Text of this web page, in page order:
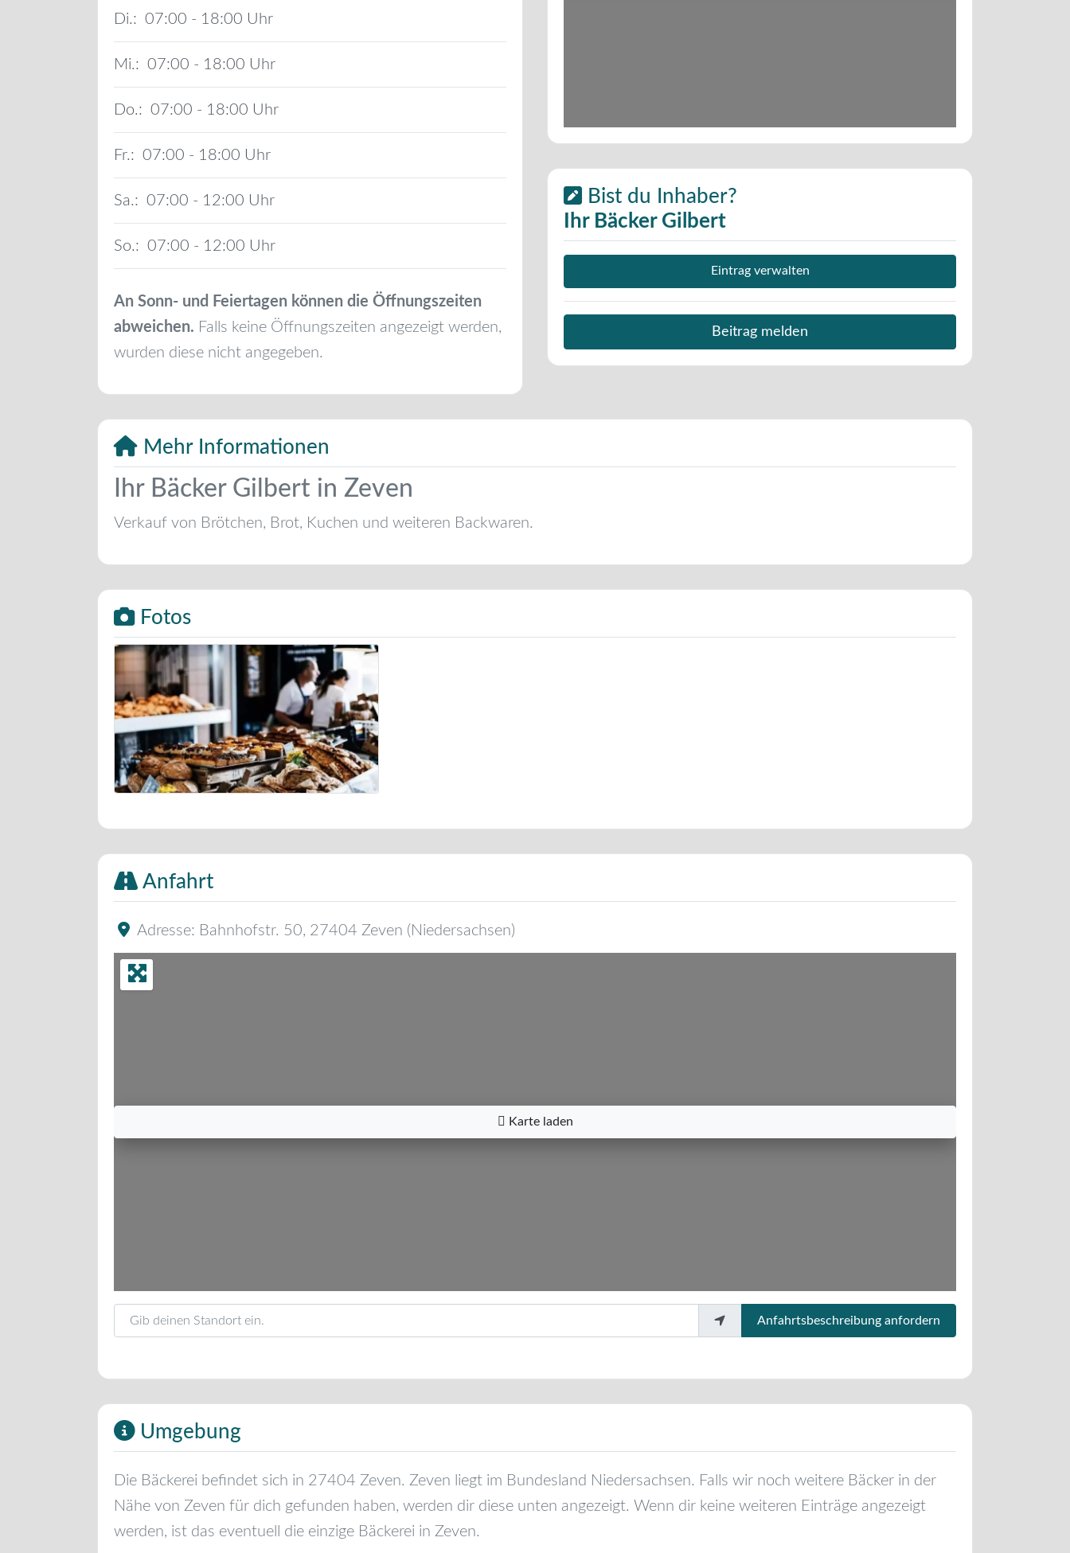
Di.: 07:00 - 18:00
Mi.: 07:00 - 18:00
Do.: 07:00 - 18:00
Fr.: 07:00 - 18:00
Sa.: 07:00 - 12:00
So.: 07:00 - 12:00
An Sonn- und Feiertagen können die Öffnungszeiten
abweichen. Falls keine Öffnungszeiten angezeigt werden,
wurden diese nicht angegeben.
Bist du Inhaber?
Ihr Bäcker Gilbert
Eintrag verwalten
Beitrag melden
Mehr Informationen
Ihr Bäcker Gilbert in Zeven
Verkauf von Brötchen, Brot, Kuchen und weiteren Backwaren.
Fotos
Bäckerei Musterbild
Anfahrt
Adresse: Bahnhofstr. 50, 27404 Zeven ( Niedersachsen)
Karte laden
Anfahrtsbeschreibung anfordern
Umgebung
Die Bäckerei befindet sich in 27404 Zeven. Zeven liegt im Bundesland Niedersachsen. Falls wir noch weitere Bäcker in der
Nähe von Zeven für dich gefunden haben, werden dir diese unten angezeigt. Wenn dir keine weiteren Einträge angezeigt
werden, ist das eventuell die einzige Bäckerei in Zeven.